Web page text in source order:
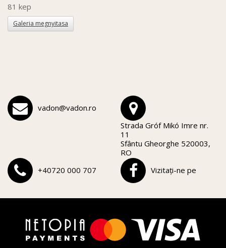
81 kep
Galeria megnyitasa
vadon@vadon.ro
Strada Gróf Mikó Imre nr.
11
Sfântu Gheorghe 520003,
RO
+40720 000 707
Vizitați-ne pe